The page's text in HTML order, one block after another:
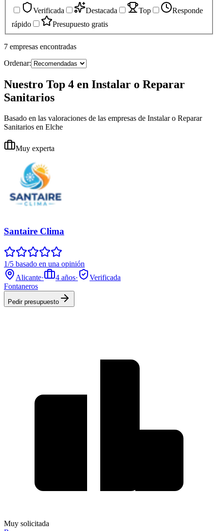
Verificada
Destacada Top
Responde
rápido
Presupuesto gratis
7 empresas encontradas
Ordenar:
Nuestro Top 4 en Instalar o Reparar
Sanitarios
Basado en las valoraciones de las empresas de Instalar o Reparar
Sanitarios en Elche
Muy experta
Santaire Clima
1/5 basado en una opinión
Alicante· 4 años·
Verificada
Fontaneros
Pedir presupuesto
Muy solicitada